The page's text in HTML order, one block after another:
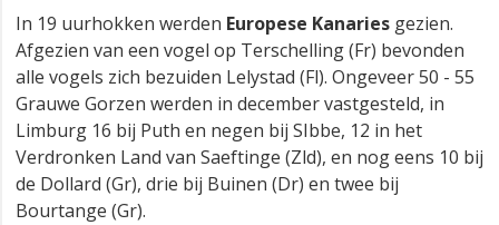
In 19 uurhokken werden Europese Kanaries gezien.
Afgezien van een vogel op Terschelling (Fr) bevonden
alle vogels zich bezuiden Lelystad (Fl). Ongeveer 50 - 55
Grauwe Gorzen werden in december vastgesteld, in
Limburg 16 bij Puth en negen bij SIbbe, 12 in het
Verdronken Land van Saeftinge (Zld), en nog eens 10 bij
de Dollard (Gr), drie bij Buinen (Dr) en twee bij
Bourtange (Gr).